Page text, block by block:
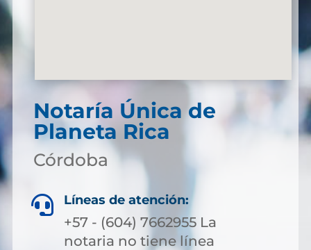
Notaría Única de
Planeta Rica
Córdoba
 Líneas de atención:
+57 - (604) 7662955 La
notaria no tiene línea